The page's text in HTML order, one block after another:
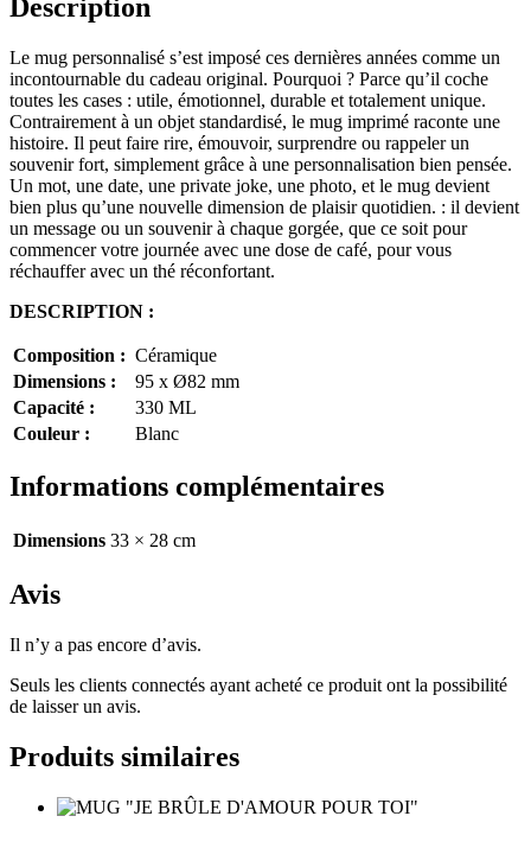
Description
Le mug personnalisé s’est imposé ces dernières années comme un
incontournable du cadeau original. Pourquoi ? Parce qu’il coche
toutes les cases : utile, émotionnel, durable et totalement unique.
Contrairement à un objet standardisé, le mug imprimé raconte une
histoire. Il peut faire rire, émouvoir, surprendre ou rappeler un
souvenir fort, simplement grâce à une personnalisation bien pensée.
Un mot, une date, une private joke, une photo, et le mug devient
bien plus qu’une nouvelle dimension de plaisir quotidien. : il devient
un message ou un souvenir à chaque gorgée, que ce soit pour
commencer votre journée avec une dose de café, pour vous
réchauffer avec un thé réconfortant.
DESCRIPTION :
Composition : Céramique
Dimensions :
95 x Ø82 mm
Capacité :
330 ML
Couleur :
Blanc
Informations complémentaires
Dimensions 33 × 28 cm
Avis
Il n’y a pas encore d’avis.
Seuls les clients connectés ayant acheté ce produit ont la possibilité
de laisser un avis.
Produits similaires